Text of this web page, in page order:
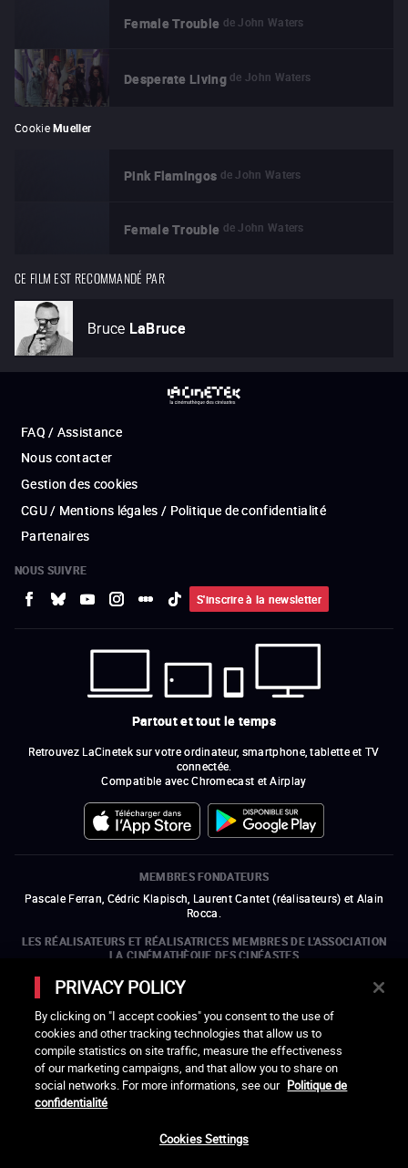
Female Trouble de John Waters
Desperate Living de John Waters
Cookie Mueller
Pink Flamingos de John Waters
Female Trouble de John Waters
CE FILM EST RECOMMANDÉ PAR
Bruce LaBruce
FAQ / Assistance
Nous contacter
Gestion des cookies
CGU / Mentions légales / Politique de confidentialité
Partenaires
NOUS SUIVRE
S'inscrire à la newsletter
Partout et tout le temps
Retrouvez LaCinetek sur votre ordinateur, smartphone, tablette et TV
connectée.
Compatible avec Chromecast et Airplay
MEMBRES FONDATEURS
Pascale Ferran, Cédric Klapisch, Laurent Cantet (réalisateurs) et Alain
Rocca.
LES RÉALISATEURS ET RÉALISATRICES MEMBRES DE L'ASSOCIATION
LA CINÉMATHÈQUE DES CINÉASTES
Olivier Assayas, Bertrand Bonello, Michel Hazanavicius (représentant de
l'ARP), Rebecca Zlotowski et Mikael Buch (représentant de la SRF)
LES ORGANISMES MEMBRES DE L'ASSOCIATION LA CINÉMATHÈQUE
DES CINÉASTES
PRIVACY POLICY
By clicking on "I accept cookies" you consent to the use of
cookies and other tracking technologies that allow us to
compile statistics on site traffic, measure the effectiveness
of our marketing campaigns, and that allow you to share on
social networks. For more informations, see our Politique de
confidentialité
Cookies Settings